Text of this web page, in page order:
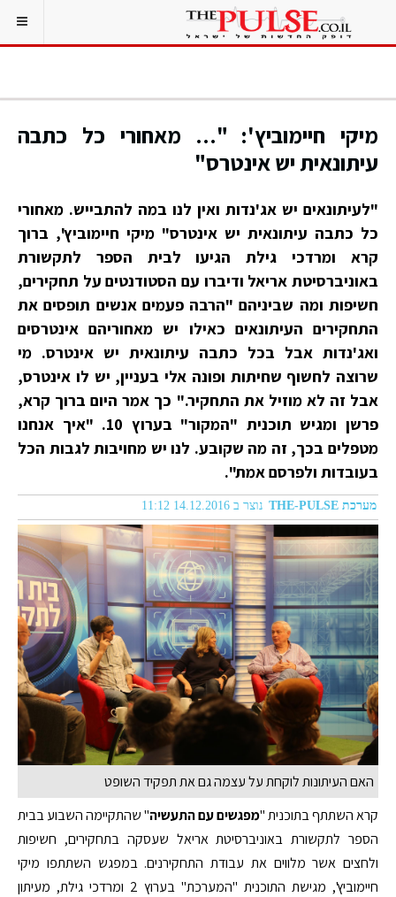
מיקי חיימוביץ': "... מאחורי כל כתבה
עיתונאית יש אינטרס"
"לעיתונאים יש אג'נדות ואין לנו במה להתבייש. מאחורי
כל כתבה עיתונאית יש אינטרס" מיקי חיימוביץ', ברוך
קרא ומרדכי גילת הגיעו לבית הספר לתקשורת
באוניברסיטת אריאל ודיברו עם הסטודנטים על תחקירים,
חשיפות ומה שביניהם "הרבה פעמים אנשים תופסים את
התחקירים העיתונאים כאילו יש מאחוריהם אינטרסים
ואג'נדות אבל בכל כתבה עיתונאית יש אינטרס. מי
שרוצה לחשוף שחיתות ופונה אלי בעניין, יש לו אינטרס,
אבל זה לא מוזיל את התחקיר." כך אמר היום ברוך קרא,
פרשן ומגיש תוכנית "המקור" בערוץ 10. "איך אנחנו
מטפלים בכך, זה מה שקובע. לנו יש מחויבות לגבות הכל
בעובדות ולפרסם אמת".
מערכת THE-PULSE נוצר ב 14.12.2016 11:12
האם העיתונות לוקחת על עצמה גם את תפקיד השופט
קרא השתתף בתוכנית "מפגשים עם התעשיה" שהתקיימה השבוע בבית
הספר לתקשורת באוניברסיטת אריאל שעסקה בתחקירים, חשיפות
ולחצים אשר מלווים את עבודת התחקירנים. במפגש השתתפו מיקי
חיימוביץ', מגישת התוכנית "המערכת" בערוץ 2 ומרדכי גילת, מעיתון